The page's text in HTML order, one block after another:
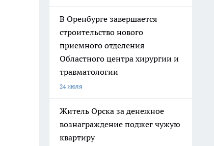
В Оренбурге завершается
строительство нового
приемного отделения
Областного центра хирургии и
травматологии
24 июля
Житель Орска за денежное
вознаграждение поджег чужую
квартиру